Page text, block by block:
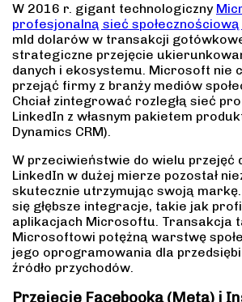
W 2016 r. gigant technologiczny
profesjonalną sieć społecznościową
mld dolarów w transakcji
strategiczne przejęcie
danych i ekosystemu. Microsoft nie
przejąć firmy z branży mediów
Chciał zintegrować rozległą sieć
LinkedIn z własnym pakietem
Dynamics CRM).
W przeciwieństwie do wielu przejęć
LinkedIn w dużej mierze pozostał
skutecznie utrzymując swoją
się głębsze integracje, takie jak
aplikacjach Microsoftu. Transakcja
Microsoftowi potężną warstwę
jego oprogramowania dla
źródło przychodów.
Przejęcie Facebooka (Meta) i